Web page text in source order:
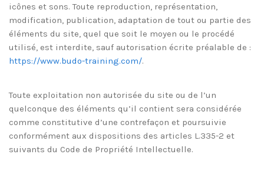
icônes et sons. Toute reproduction, représentation,
modification, publication, adaptation de tout ou partie des
éléments du site, quel que soit le moyen ou le procédé
utilisé, est interdite, sauf autorisation écrite préalable de :
https://www.budo-training.com/.
Toute exploitation non autorisée du site ou de l’un
quelconque des éléments qu’il contient sera considérée
comme constitutive d’une contrefaçon et poursuivie
conformément aux dispositions des articles L.335-2 et
suivants du Code de Propriété Intellectuelle.